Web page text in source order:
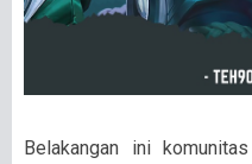
Belakangan ini komunitas